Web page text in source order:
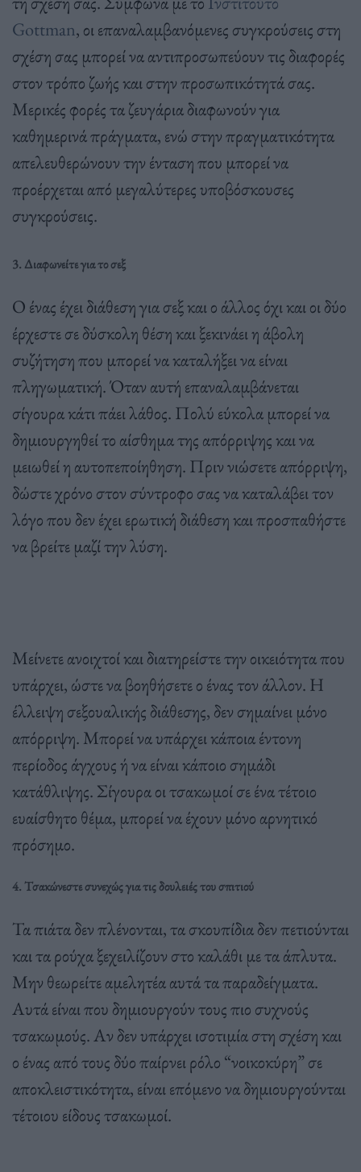
Gottman, οι επαναλαμβανόμενες συγκρούσεις στη
σχέση σας μπορεί να αντιπροσωπεύουν τις διαφορές
στον τρόπο ζωής και στην προσωπικότητά σας.
Μερικές φορές τα ζευγάρια διαφωνούν για
καθημερινά πράγματα, ενώ στην πραγματικότητα
απελευθερώνουν την ένταση που μπορεί να
προέρχεται από μεγαλύτερες υποβόσκουσες
συγκρούσεις.
3. Διαφωνείτε για το σεξ
Ο ένας έχει διάθεση για σεξ και ο άλλος όχι και οι δύο
έρχεστε σε δύσκολη θέση και ξεκινάει η άβολη
συζήτηση που μπορεί να καταλήξει να είναι
πληγωματική. Όταν αυτή επαναλαμβάνεται
σίγουρα κάτι πάει λάθος. Πολύ εύκολα μπορεί να
δημιουργηθεί το αίσθημα της απόρριψης και να
μειωθεί η αυτοπεποίηθηση. Πριν νιώσετε απόρριψη,
δώστε χρόνο στον σύντροφο σας να καταλάβει τον
λόγο που δεν έχει ερωτική διάθεση και προσπαθήστε
να βρείτε μαζί την λύση.
Μείνετε ανοιχτοί και διατηρείστε την οικειότητα που
υπάρχει, ώστε να βοηθήσετε ο ένας τον άλλον. Η
έλλειψη σεξουαλικής διάθεσης, δεν σημαίνει μόνο
απόρριψη. Μπορεί να υπάρχει κάποια έντονη
περίοδος άγχους ή να είναι κάποιο σημάδι
κατάθλιψης. Σίγουρα οι τσακωμοί σε ένα τέτοιο
ευαίσθητο θέμα, μπορεί να έχουν μόνο αρνητικό
πρόσημο.
4. Τσακώνεστε συνεχώς για τις δουλειές του σπιτιού
Τα πιάτα δεν πλένονται, τα σκουπίδια δεν πετιούνται
και τα ρούχα ξεχειλίζουν στο καλάθι με τα άπλυτα.
Μην θεωρείτε αμελητέα αυτά τα παραδείγματα.
Αυτά είναι που δημιουργούν τους πιο συχνούς
τσακωμούς. Αν δεν υπάρχει ισοτιμία στη σχέση και
ο ένας από τους δύο παίρνει ρόλο “νοικοκύρη” σε
αποκλειστικότητα, είναι επόμενο να δημιουργούνται
τέτοιου είδους τσακωμοί.